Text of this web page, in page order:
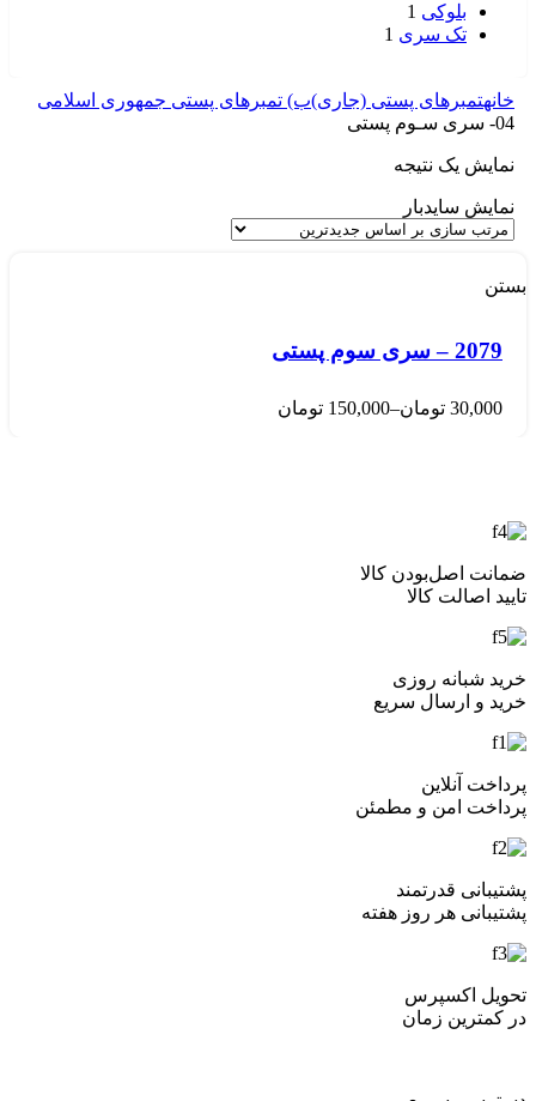
بلوکی 1
تک سری 1
خانهتمبرهای پستی (جاری)ب) تمبرهای پستی جمهوری اسلامی
04- سری سـوم پستی
نمایش یک نتیجه
نمایش سایدبار
بستن
2079 – سری سوم پستی
30,000 تومان–
150,000 تومان
ضمانت اصل‌بودن کالا
تایید اصالت کالا
خرید شبانه روزی
خرید و ارسال سریع
پرداخت آنلاین
پرداخت امن و مطمئن
پشتیبانی قدرتمند
پشتیبانی هر روز هفته
تحویل اکسپرس
در کمترین زمان